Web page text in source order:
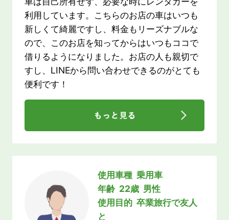
利用しています。こちらのお店の車はいつも
新しくて綺麗ですし、料金もリーズナブルな
ので、このお店を知ってからはいつもココで
借りるようになりました。お店の人も親切で
すし、LINEから問い合わせできるのがとても
便利です！
使用車種 乗用車
年齢 22歳 男性
使用目的 卒業旅行で友人
と